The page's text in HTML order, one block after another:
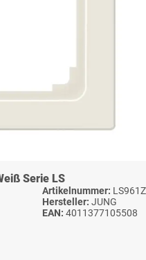
Serie LS
Artikelnummer: LS961Z
Hersteller: JUNG
EAN: 4011377105508